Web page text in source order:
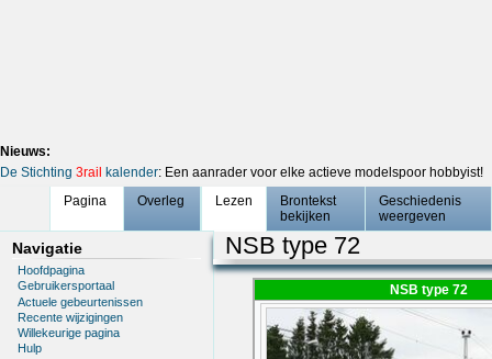
Nieuws:
De Stichting 3rail kalender: Een aanrader voor elke actieve modelspoor hobbyist!
Pagina
Overleg Lezen
Brontekst
bekijken
Geschiedenis
weergeven
Navigatie
Hoofdpagina
Gebruikersportaal
Actuele gebeurtenissen
Recente wijzigingen
Willekeurige pagina
Hulp
NSB type 72
NSB type 72